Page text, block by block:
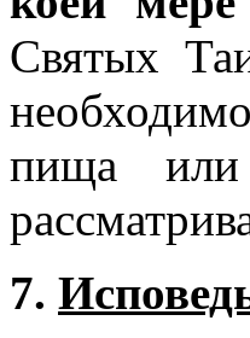
Святых
пища
7.